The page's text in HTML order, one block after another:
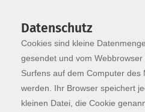
Skip to main content
You are here:
Programm
Der Kurs konnte nicht
Datenschutz
Cookies sind kleine
gesendet und vom
Surfens auf dem Computer des
werden. Ihr Browser speichert
kleinen Datei, die Cookie